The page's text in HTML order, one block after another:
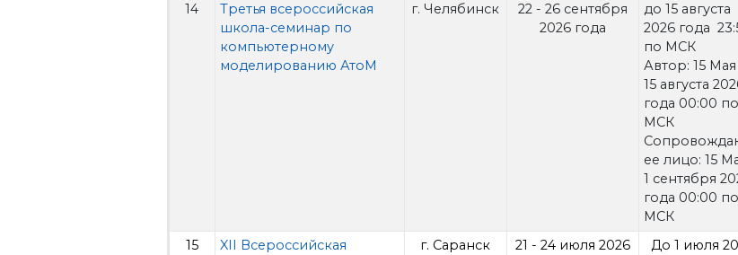
14
Третья всероссийская
школа-семинар по
компьютерному
моделированию АтоМ
г. Челябинск
22 - 26 сентября
2026 года
до 15 августа
2026 года
по МСК
Автор: 15
15 августа
года 00:00 по
МСК
ее лицо: 15
1 сентября
года 00:00 по
МСК
15
XII Всероссийская
г. Саранск
21 - 24 июля 2026
До 1 июля